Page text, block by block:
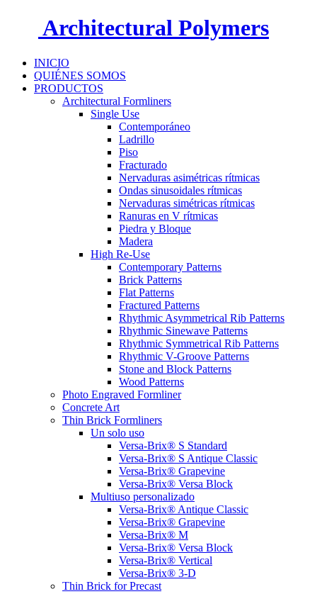
Architectural Polymers
INICIO
QUIÉNES SOMOS
PRODUCTOS
Architectural Formliners
Single Use
Contemporáneo
Ladrillo
Piso
Fracturado
Nervaduras asimétricas rítmicas
Ondas sinusoidales rítmicas
Nervaduras simétricas rítmicas
Ranuras en V rítmicas
Piedra y Bloque
Madera
High Re-Use
Contemporary Patterns
Brick Patterns
Flat Patterns
Fractured Patterns
Rhythmic Asymmetrical Rib Patterns
Rhythmic Sinewave Patterns
Rhythmic Symmetrical Rib Patterns
Rhythmic V-Groove Patterns
Stone and Block Patterns
Wood Patterns
Photo Engraved Formliner
Concrete Art
Thin Brick Formliners
Un solo uso
Versa-Brix® S Standard
Versa-Brix® S Antique Classic
Versa-Brix® Grapevine
Versa-Brix® Versa Block
Multiuso personalizado
Versa-Brix® Antique Classic
Versa-Brix® Grapevine
Versa-Brix® M
Versa-Brix® Versa Block
Versa-Brix® Vertical
Versa-Brix® 3-D
Thin Brick for Precast